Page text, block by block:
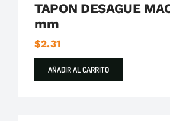
TAPON DESAGUE
mm
$2.31
AÑADIR AL CARRITO